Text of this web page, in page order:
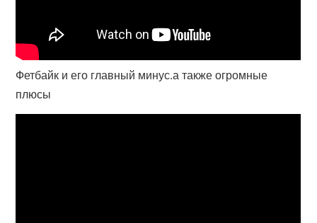
Фетбайк и его главный минус.а также огромные
плюсы